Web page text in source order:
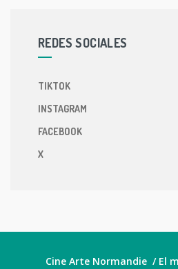
REDES SOCIALES
TIKTOK
INSTAGRAM
FACEBOOK
X
Cine Arte Normandie / El